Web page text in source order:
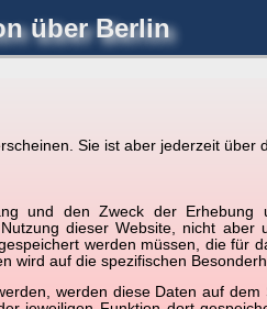
Sie ist aber jederzeit über
und den Zweck der Erhebung
dieser Website, nicht aber
werden müssen, die für
auf die spezifischen
werden diese Daten auf
über Berlin
wie weit die gewählte
zum Anzeigen.
📷